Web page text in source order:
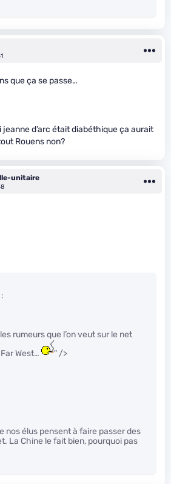
que ça se passe…
jeanne d’arc était diabéthique ça aurait
Rouens non?
unitaire
rumeurs que l’on veut sur le net
West…
" />
nos élus pensent à faire passer des
La Chine le fait bien, pourquoi pas